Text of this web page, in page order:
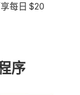
每日 $20
序